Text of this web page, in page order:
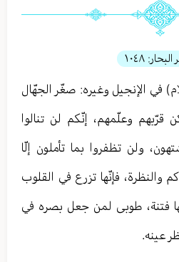
١٠٤٨
في الإنجيل وغيره: صغّر الجهّال
قرّبهم وعلّمهم، إنّكم لن تنالوا
ولن تظفروا بما تأملون إلّا
والنظرة، فإنّها تزرع في القلوب
فتنة، طوبى لمن جعل بصره في
عينه.